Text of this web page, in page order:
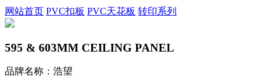
网站首页 PVC扣板 PVC天花板 转印系列
595 & 603MM CEILING PANEL
品牌名称：浩望